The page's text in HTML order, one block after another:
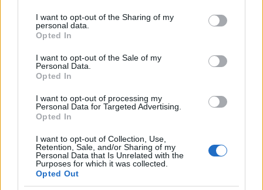
not limited to your visit or usage behaviour. You may click to
grant or deny consent to Google and its third-party tags to
use your data for below specified purposes in below Google
consent section.
I want to opt-out of the Sharing of my
personal data.
Opted In
I want to opt-out of the Sale of my
Personal Data.
Opted In
I want to opt-out of processing my
Personal Data for Targeted Advertising.
Opted In
I want to opt-out of Collection, Use,
Retention, Sale, and/or Sharing of my
Personal Data that Is Unrelated with the
Purposes for which it was collected.
Opted Out
Pénteken Kibaszott Emberek, Buzi
Kisfiúk és Kábelok a Három Hollóban!
Mániákus anarcho-, poszt-, trash- és mindenféle
punkzenék a magyar mélyundergroundból.